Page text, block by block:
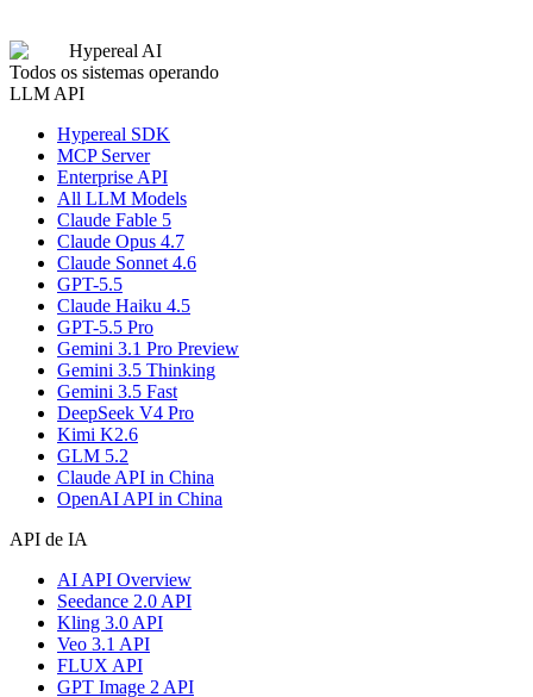
Hypereal AI
Todos os sistemas operando
LLM API
Hypereal SDK
MCP Server
Enterprise API
All LLM Models
Claude Fable 5
Claude Opus 4.7
Claude Sonnet 4.6
GPT-5.5
Claude Haiku 4.5
GPT-5.5 Pro
Gemini 3.1 Pro Preview
Gemini 3.5 Thinking
Gemini 3.5 Fast
DeepSeek V4 Pro
Kimi K2.6
GLM 5.2
Claude API in China
OpenAI API in China
API de IA
AI API Overview
Seedance 2.0 API
Kling 3.0 API
Veo 3.1 API
FLUX API
GPT Image 2 API